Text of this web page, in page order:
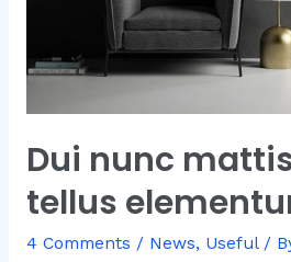
Dui nunc
tellus
4 Comments / News, Useful/